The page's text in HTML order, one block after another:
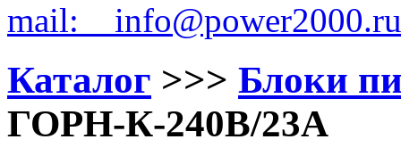
mail: info@power2000.ru
Каталог >>> Блоки
ГОРН-К-240В/23А